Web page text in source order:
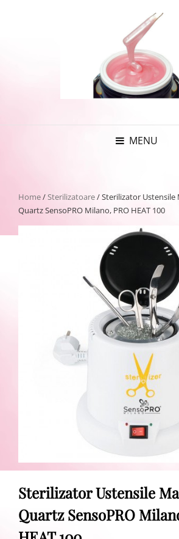
MENU
Home/ Sterilizatoare/ Sterilizator Ustensile
Quartz SensoPRO Milano, PRO HEAT 100
Sterilizator Ustensile
Quartz SensoPRO